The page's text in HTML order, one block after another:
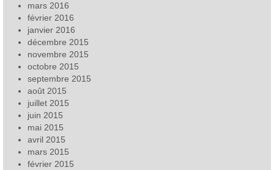
mars 2016
février 2016
janvier 2016
décembre 2015
novembre 2015
octobre 2015
septembre 2015
août 2015
juillet 2015
juin 2015
mai 2015
avril 2015
mars 2015
février 2015